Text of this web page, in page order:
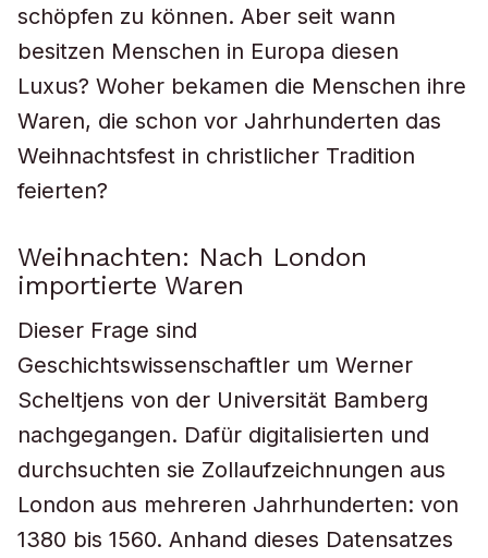
schöpfen zu können. Aber seit wann
besitzen Menschen in Europa diesen
Luxus? Woher bekamen die Menschen ihre
Waren, die schon vor Jahrhunderten das
Weihnachtsfest in christlicher Tradition
feierten?
Weihnachten: Nach London
importierte Waren
Dieser Frage sind
Geschichtswissenschaftler um Werner
Scheltjens von der Universität Bamberg
nachgegangen. Dafür digitalisierten und
durchsuchten sie Zollaufzeichnungen aus
London aus mehreren Jahrhunderten: von
1380 bis 1560. Anhand dieses Datensatzes